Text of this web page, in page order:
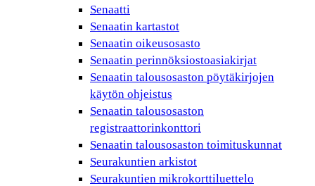
Senaatti
Senaatin kartastot
Senaatin oikeusosasto
Senaatin perinnöksiostoasiakirjat
Senaatin talousosaston pöytäkirjojen
käytön ohjeistus
Senaatin talousosaston
registraattorinkonttori
Senaatin talousosaston toimituskunnat
Seurakuntien arkistot
Seurakuntien mikrokorttiluettelo